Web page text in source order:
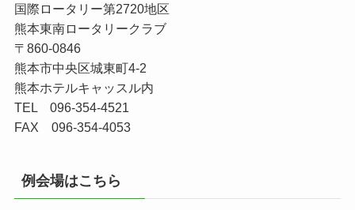
国際ロータリー第2720地区
熊本東南ロータリークラブ
〒860-0846
熊本市中央区城東町4-2
熊本ホテルキャッスル内
TEL 096-354-4521
FAX 096-354-4053
例会場はこちら